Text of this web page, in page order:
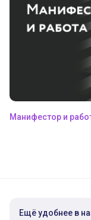
Манифестор и
Ещё удобнее в